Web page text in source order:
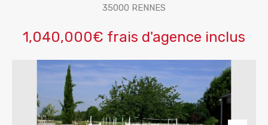
35000 RENNES
1,040,000€ frais d'agence inclus